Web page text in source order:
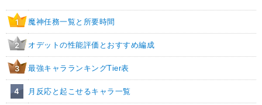
1 魔神任務一覧と所要時間
2 オデットの性能評価とおすすめ編成
3 最強キャラランキングTier表
4 月反応と起こせるキャラ一覧